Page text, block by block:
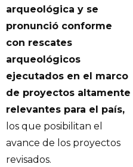
arqueológica y se
pronunció conforme
con rescates
arqueológicos
ejecutados en el marco
de proyectos altamente
relevantes para el país,
los que posibilitan el
avance de los proyectos
revisados.